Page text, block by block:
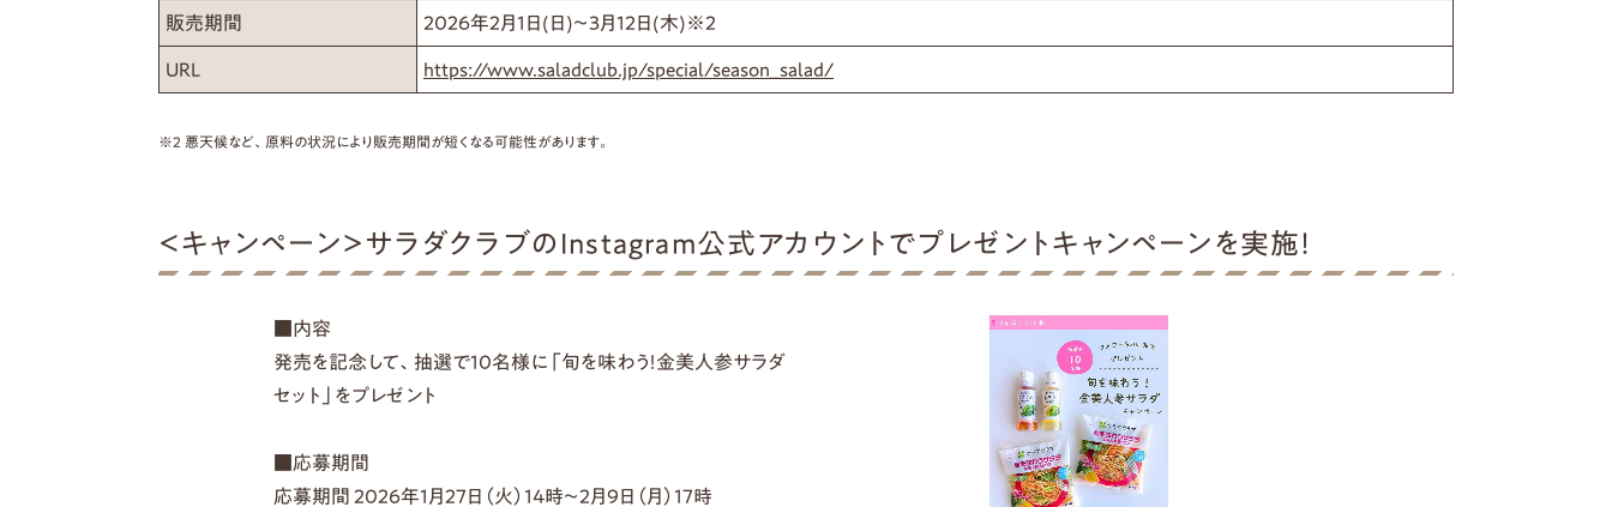
販売期間 2026年2月1日(日)～3月12日(木)※2
URL https://www.saladclub.jp/special/season_salad/
※2 悪天候など、原料の状況により販売期間が短くなる可能性があります。
＜キャンペーン＞サラダクラブのInstagram公式アカウントでプレゼントキャンペーンを実施！
■内容
発売を記念して、抽選で10名様に「旬を味わう！金美人参サラダ
セット」をプレゼント
■応募期間
応募期間 2026年1月27日（火）14時～2月9日（月）17時